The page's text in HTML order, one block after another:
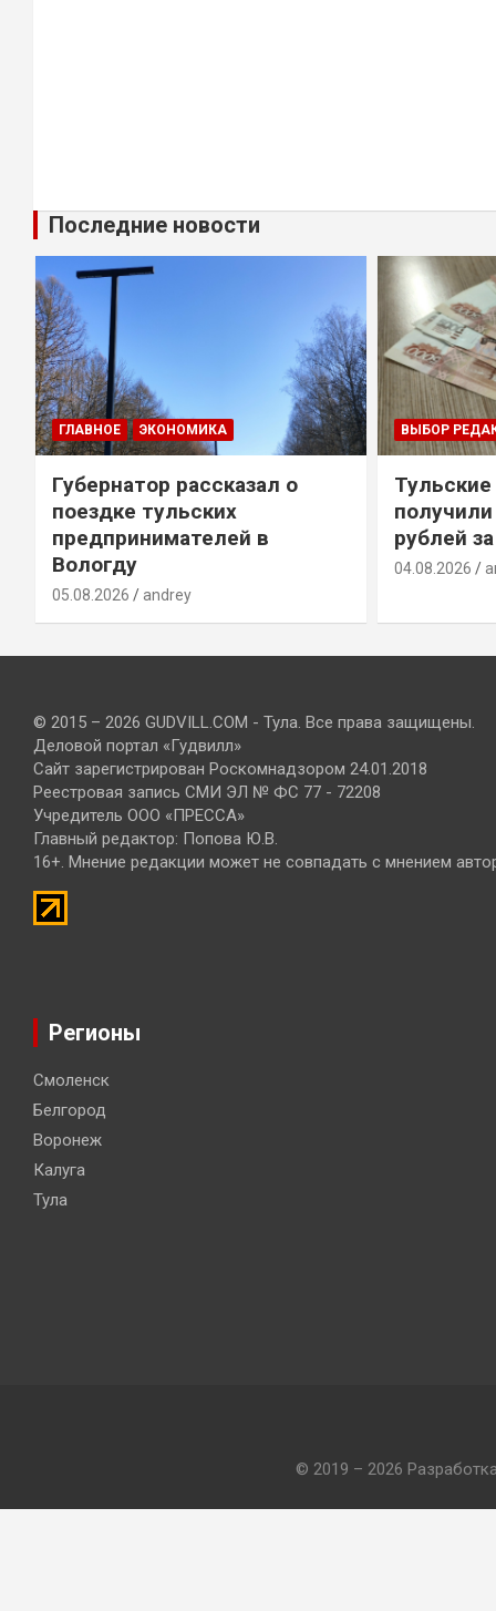
Последние новости
ГЛАВНОЕ ЭКОНОМИКА
Губернатор рассказал о
поездке тульских
предпринимателей в
Вологду
05.08.2026 andrey
ВЫБОР
рублей
04.08.2026
© 2015 – 2026 GUDVILL.COM - Тула. Все права защищены.
Деловой портал «Гудвилл»
Сайт зарегистрирован Роскомнадзором 24.01.2018
Реестровая запись СМИ ЭЛ № ФС 77 - 72208
Учредитель ООО «ПРЕССА»
Главный редактор: Попова Ю.В.
16+. Мнение редакции может не совпадать с мнением
Регионы
Смоленск
Белгород
Воронеж
Калуга
Тула
© 2019 – 2026